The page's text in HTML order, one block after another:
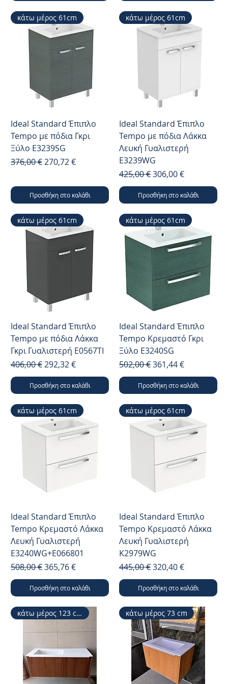
κάτω μέρος 61cm
Ideal Standard Έπιπλο
Tempo με πόδια Γκρι
Ξύλο E3239SG
Κανονική τιμή
376,00 € Τιμή Έκπτωσης
270,72 €
Προσθήκη στο καλάθι
κάτω μέρος 61cm
Ideal Standard Έπιπλο
Tempo με πόδια Λάκκα
Λευκή Γυαλιστερή
E3239WG
Κανονική τιμή
425,00 €Τιμή Έκπτωσης
306,00 €
Προσθήκη στο καλάθι
κάτω μέρος 61cm
Ideal Standard Έπιπλο
Tempo με πόδια Λάκκα
Γκρι Γυαλιστερή E0567TI
Κανονική τιμή
406,00 € Τιμή Έκπτωσης
292,32 €
Προσθήκη στο καλάθι
κάτω μέρος 61cm
Ideal Standard Έπιπλο
Tempo Κρεμαστό Γκρι
Ξύλο E3240SG
Κανονική τιμή
502,00 €Τιμή Έκπτωσης
361,44 €
Προσθήκη στο καλάθι
κάτω μέρος 61cm
Ideal Standard Έπιπλο
Tempo Κρεμαστό Λάκκα
Λευκή Γυαλιστερή
E3240WG+E066801
Κανονική τιμή
508,00 €Τιμή Έκπτωσης
365,76 €
Προσθήκη στο καλάθι
κάτω μέρος 61cm
Ideal Standard Έπιπλο
Tempo Κρεμαστό Λάκκα
Λευκή Γυαλιστερή
K2979WG
Κανονική τιμή
445,00 €Τιμή Έκπτωσης
320,40 €
Προσθήκη στο καλάθι
κάτω μέρος 123 cm κάτω μέρος 73 cm